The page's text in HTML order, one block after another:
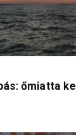
őmiatta